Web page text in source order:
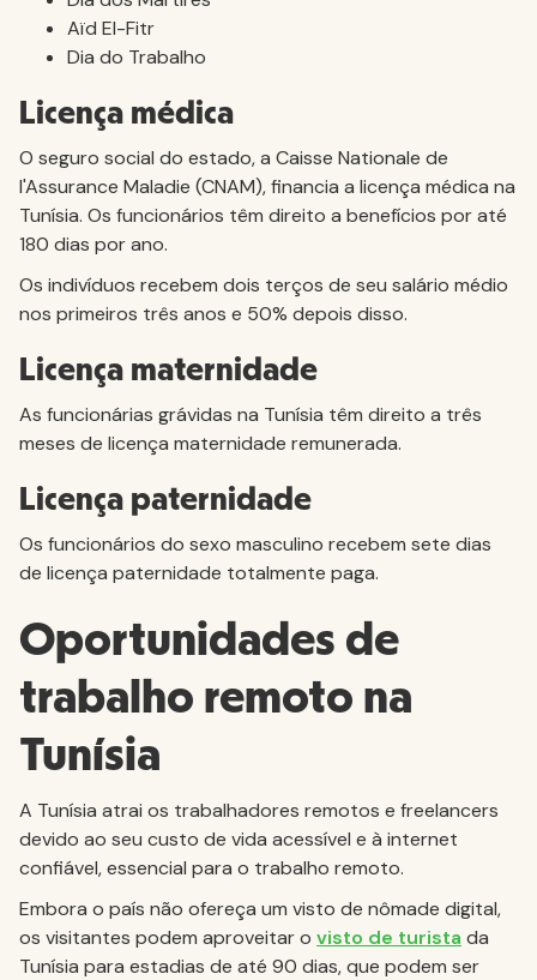
Aïd El-Fitr
Dia do Trabalho
Licença médica
O seguro social do estado, a Caisse Nationale de
l'Assurance Maladie (CNAM), financia a licença médica na
Tunísia. Os funcionários têm direito a benefícios por até
180 dias por ano.
Os indivíduos recebem dois terços de seu salário médio
nos primeiros três anos e 50% depois disso.
Licença maternidade
As funcionárias grávidas na Tunísia têm direito a três
meses de licença maternidade remunerada.
Licença paternidade
Os funcionários do sexo masculino recebem sete dias
de licença paternidade totalmente paga.
Oportunidades de
trabalho remoto na
Tunísia
A Tunísia atrai os trabalhadores remotos e freelancers
devido ao seu custo de vida acessível e à internet
confiável, essencial para o trabalho remoto.
Embora o país não ofereça um visto de nômade digital,
os visitantes podem aproveitar o visto de turista da
Tunísia para estadias de até 90 dias, que podem ser